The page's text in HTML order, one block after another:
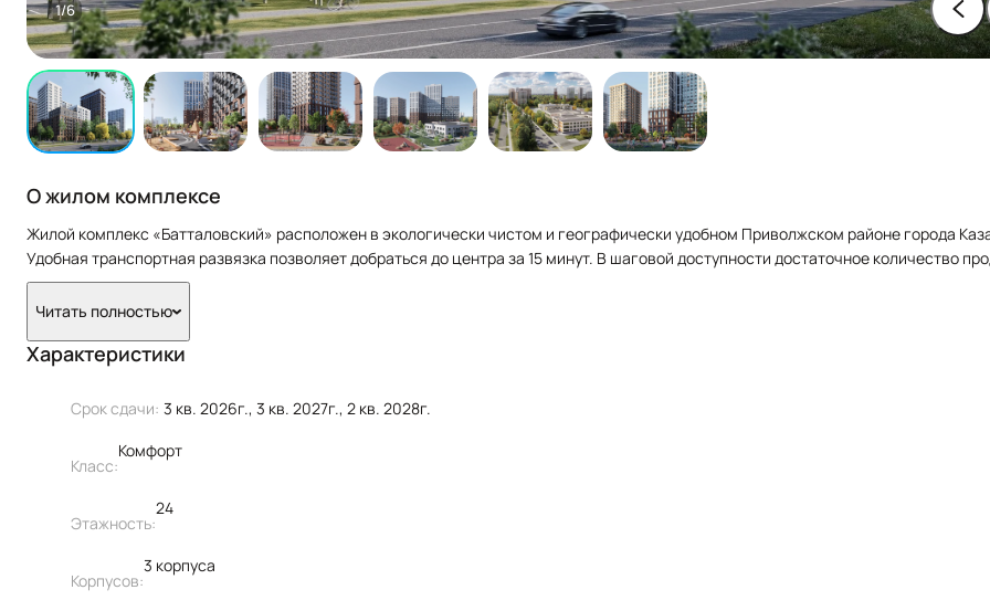
1/6
О жилом комплексе
Жилой комплекс «Батталовский» расположен в экологически чистом и географически удобном Приволжском районе города
Удобная транспортная развязка позволяет добраться до центра за 15 минут. В шаговой доступности достаточное количество
Читать полностью
Характеристики
Срок сдачи: 3 кв. 2026г., 3 кв. 2027г., 2 кв. 2028г.
Класс:
Комфорт
Этажность:
24
Корпусов:
3 корпуса